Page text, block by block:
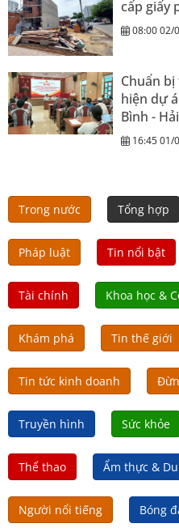
cấp giấy
08:00 02/
Chuẩn
hiện dự
Bình -
16:45 01/
Trong nước Tổng hợp
Pháp luật Tin nổi bật
Tài chính Khoa học &
Khám phá Tin thế giới
Tin tức kinh doanh
Truyền hình Sức khỏe
Thể thao Ẩm thực &
Người nổi tiếng Bóng